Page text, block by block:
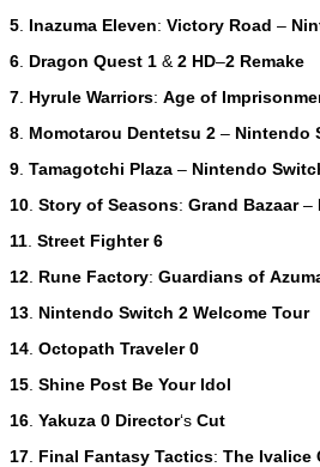
5 Inazuma Eleven: Victory Road –
6 Dragon Quest 1 & 2 HD–2 Remake
7 Hyrule Warriors: Age of
8 Momotarou Dentetsu 2 – Nintendo
9 Tamagotchi Plaza – Nintendo
10 Story of Seasons: Grand Bazaar–
11 Street Fighter 6
12 Rune Factory: Guardians of
13 Nintendo Switch 2 Welcome Tour
14 Octopath Traveler 0
15 Shine Post Be Your Idol
16 Yakuza 0 Director‘s Cut
17 Final Fantasy Tactics: The Ivalice